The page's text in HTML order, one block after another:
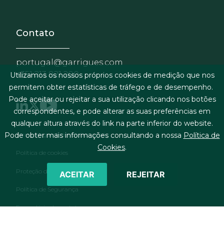
Contato
portugal@garrigues.com
+351 213 821 200
Menu de rodapé
Termos legais & condições gerais
Política de cookies
Proteção de dados pessoais
Política de Segurança
Formulário de contato
Utilizamos os nossos próprios cookies de medição que nos
permitem obter estatísticas de tráfego e de desempenho.
Pode aceitar ou rejeitar a sua utilização clicando nos botões
correspondentes, e pode alterar as suas preferências em
qualquer altura através do link na parte inferior do website.
Pode obter mais informações consultando a nossa Política de
Cookies.
ACEITAR REJEITAR